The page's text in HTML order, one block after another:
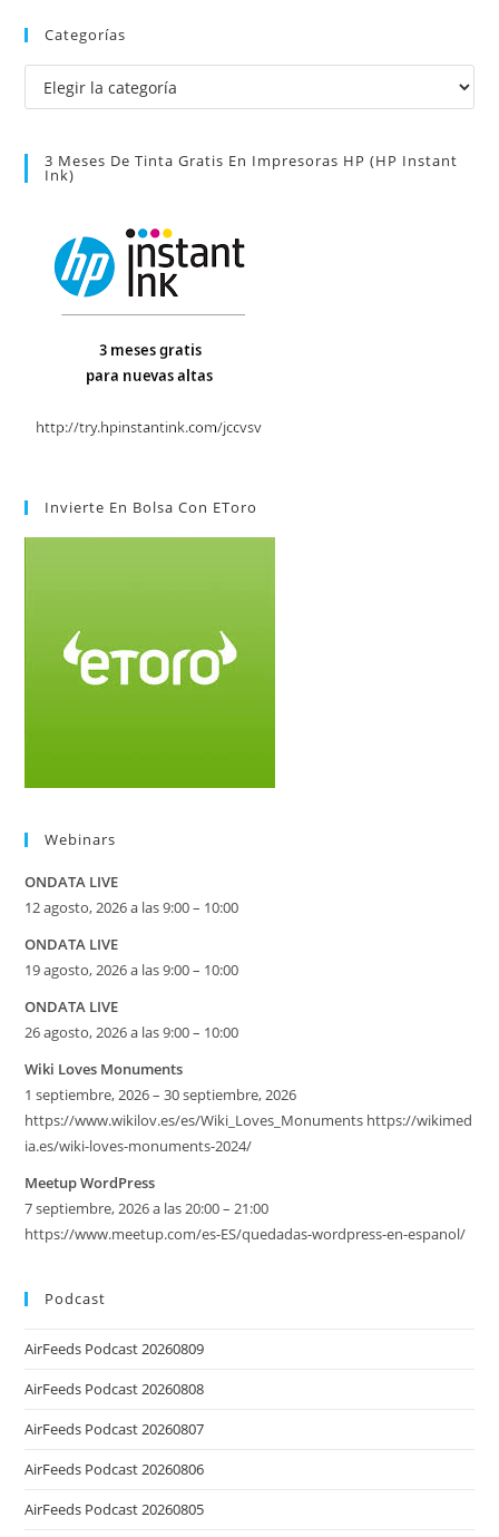
Categorías
Categorías
3 Meses De Tinta Gratis En Impresoras HP (HP Instant
Ink)
Invierte En Bolsa Con EToro
Webinars
ONDATA LIVE
12 agosto, 2026 a las 9:00 – 10:00
ONDATA LIVE
19 agosto, 2026 a las 9:00 – 10:00
ONDATA LIVE
26 agosto, 2026 a las 9:00 – 10:00
Wiki Loves Monuments
1 septiembre, 2026 – 30 septiembre, 2026
https://www.wikilov.es/es/Wiki_Loves_Monuments https://wikimed
ia.es/wiki-loves-monuments-2024/
Meetup WordPress
7 septiembre, 2026 a las 20:00 – 21:00
https://www.meetup.com/es-ES/quedadas-wordpress-en-espanol/
Podcast
AirFeeds Podcast 20260809
AirFeeds Podcast 20260808
AirFeeds Podcast 20260807
AirFeeds Podcast 20260806
AirFeeds Podcast 20260805